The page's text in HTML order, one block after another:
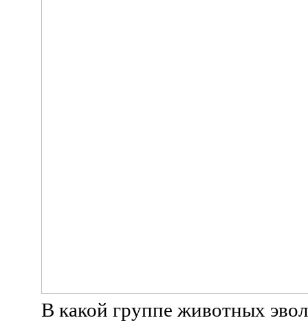
В какой группе животных